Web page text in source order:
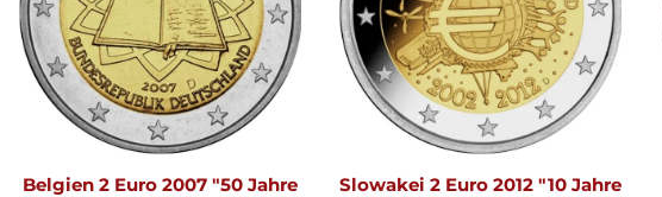
Belgien 2 Euro 2007 "50 Jahre
Slowakei 2 Euro 2012 "10 Jahre